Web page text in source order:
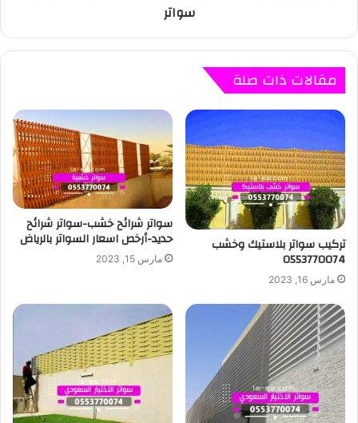
سواتر
مقالات ذات صلة
تركيب سواتر بلاستيك وخشب
0553770074
مارس 16, 2023
سواتر شرائح خشب-سواتر شرائح
حديد-أرخص اسعار السواتر بالرياض
مارس 15, 2023